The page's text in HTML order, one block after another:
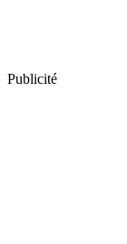
Publicité